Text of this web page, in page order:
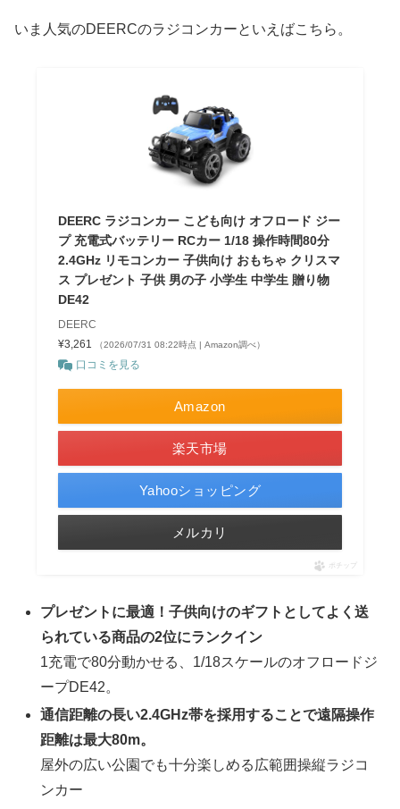
いま人気のDEERCのラジコンカーといえばこちら。
DEERC ラジコンカー こども向け オフロード ジー
プ 充電式バッテリー RCカー 1/18 操作時間80分
2.4GHz リモコンカー 子供向け おもちゃ クリスマ
ス プレゼント 子供 男の子 小学生 中学生 贈り物
DE42
DEERC
¥3,261
（2026/07/31 08:22時点 | Amazon調べ）
口コミを見る
Amazon
楽天市場
Yahooショッピング
メルカリ
ポチップ
プレゼントに最適！子供向けのギフトとしてよく送
られている商品の2位にランクイン
1充電で80分動かせる、1/18スケールのオフロードジ
ープDE42。
通信距離の長い2.4GHz帯を採用することで遠隔操作
距離は最大80m。
屋外の広い公園でも十分楽しめる広範囲操縦ラジコ
ンカー